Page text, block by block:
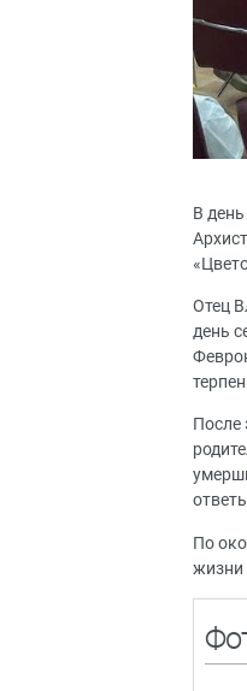
В
Отец
день
После
По
жизни